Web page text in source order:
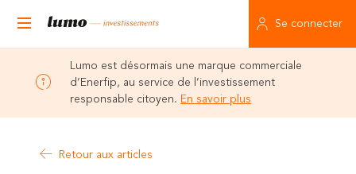
Se connecter
Lumo est désormais une marque commerciale
d’Enerfip, au service de l’investissement
responsable citoyen. En savoir plus
Retour aux articles